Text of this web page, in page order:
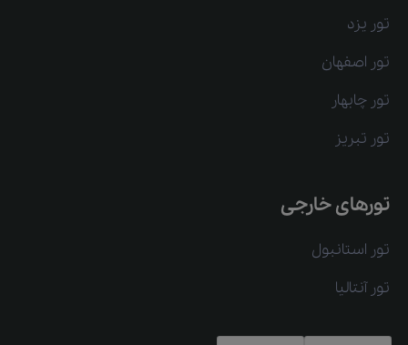
تور یزد
تور اصفهان
تور چابهار
تور تبریز
تورهای خارجی
تور استانبول
تور آنتالیا